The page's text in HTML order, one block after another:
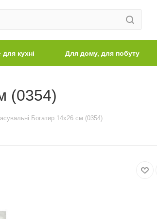
для кухні Для дому, для побуту
(0354)
Богатир 14х26 см (0354)